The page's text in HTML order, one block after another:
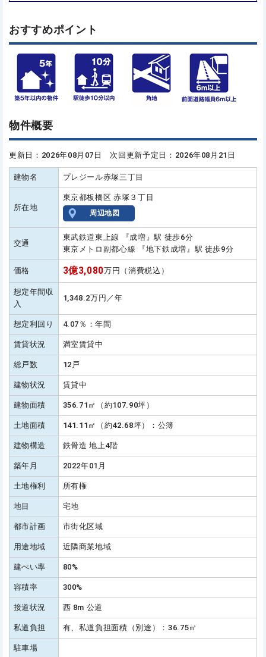
おすすめポイント
物件概要
更新日：2026年08月07日 次回更新予定日：2026年08月21日
建物名 プレジール赤塚三丁目
所在地
東京都板橋区 赤塚３丁目
周辺地図
交通
東武鉄道東上線 『成増』駅 徒歩6分
東京メトロ副都心線 『地下鉄成増』駅 徒歩9分
価格 3億3,080万円（消費税込）
想定年間収
入
1,348.2万円／年
想定利回り 4.07％：年間
賃貸状況 満室賃貸中
総戸数 12戸
建物状況 賃貸中
建物面積 356.71㎡（約107.90坪）
土地面積 141.11㎡（約42.68坪）：公簿
建物構造 鉄骨造 地上4階
築年月 2022年01月
土地権利 所有権
地目 宅地
都市計画 市街化区域
用途地域 近隣商業地域
建ぺい率 80%
容積率 300%
接道状況 西 8m 公道
私道負担 有、私道負担面積（別途）：36.75㎡
駐車場